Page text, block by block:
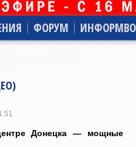
ФОРУМ
Донецка — мощные